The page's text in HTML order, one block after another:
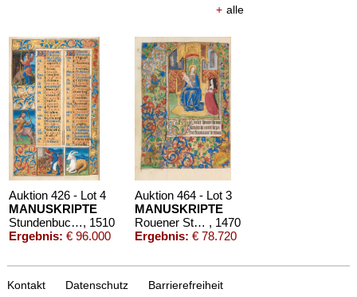
+ alle
Auktion 426 - Lot 4
MANUSKRIPTE
Stundenbuch um 1500. Manuskript auf Pergament., 1510
Ergebnis: € 96.000
Auktion 464 - Lot 3
MANUSKRIPTE
Rouener Stundenbuch , 1470
Ergebnis: € 78.720
Kontakt Datenschutz Barrierefreiheit